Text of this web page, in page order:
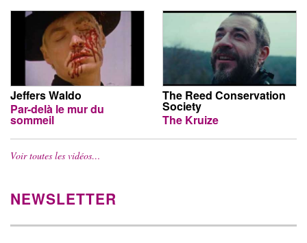
Jeffers Waldo
Par-delà le mur du
sommeil
The Reed Conservation
Society
The Kruize
Voir toutes les vidéos…
NEWSLETTER